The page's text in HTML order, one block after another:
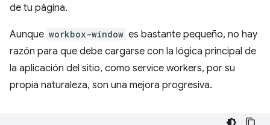
de tu página.
Aunque workbox-window es bastante pequeño, no hay
razón para que debe cargarse con la lógica principal de
la aplicación del sitio, como service workers, por su
propia naturaleza, son una mejora progresiva.